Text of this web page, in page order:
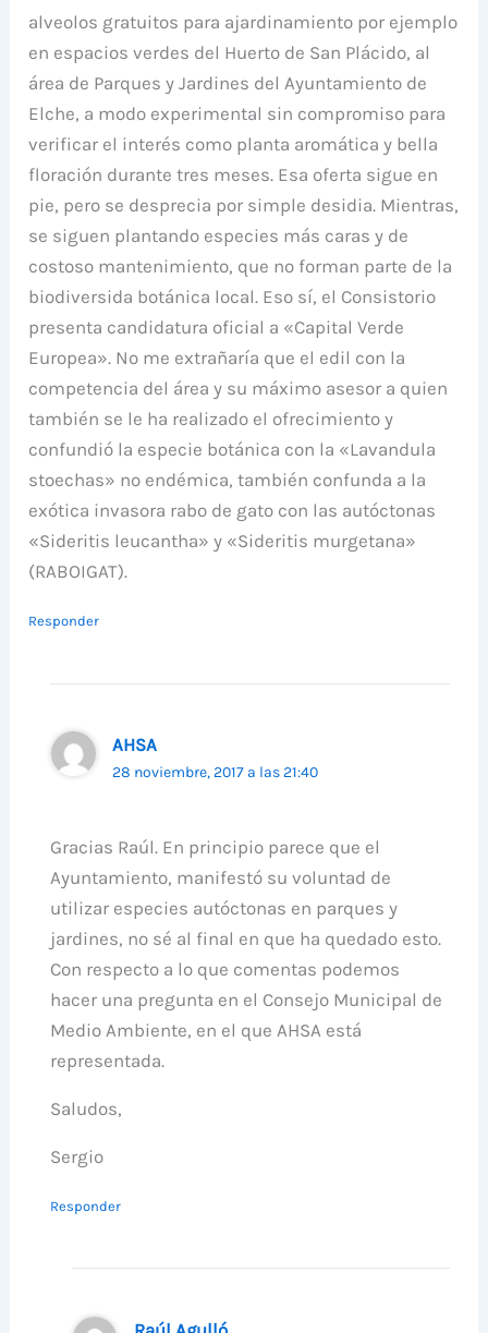
alveolos gratuitos para ajardinamiento por ejemplo
en espacios verdes del Huerto de San Plácido, al
área de Parques y Jardines del Ayuntamiento de
Elche, a modo experimental sin compromiso para
verificar el interés como planta aromática y bella
floración durante tres meses. Esa oferta sigue en
pie, pero se desprecia por simple desidia. Mientras,
se siguen plantando especies más caras y de
costoso mantenimiento, que no forman parte de la
biodiversida botánica local. Eso sí, el Consistorio
presenta candidatura oficial a «Capital Verde
Europea». No me extrañaría que el edil con la
competencia del área y su máximo asesor a quien
también se le ha realizado el ofrecimiento y
confundió la especie botánica con la «Lavandula
stoechas» no endémica, también confunda a la
exótica invasora rabo de gato con las autóctonas
«Sideritis leucantha» y «Sideritis murgetana»
(RABOIGAT).
Responder
AHSA
28 noviembre, 2017 a las 21:40
Gracias Raúl. En principio parece que el
Ayuntamiento, manifestó su voluntad de
utilizar especies autóctonas en parques y
jardines, no sé al final en que ha quedado esto.
Con respecto a lo que comentas podemos
hacer una pregunta en el Consejo Municipal de
Medio Ambiente, en el que AHSA está
representada.
Saludos,
Sergio
Responder